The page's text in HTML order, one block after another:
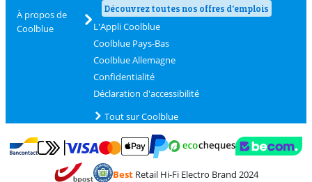
À propos de
Coolblue
Découvrez toutes nos offres d'emplois
L'Appli Coolblue
Coolblue Pays-Bas
Coolblue Allemagne
Confidentialité
Déclaration d'accessibilité
Tout sur Coolblue
Payer avec Bancontact
Payer avec MasterCard et Visa via ClickToPay
Payer avec PayPal
BestRetail Hi-Fi Electro Brand 2024